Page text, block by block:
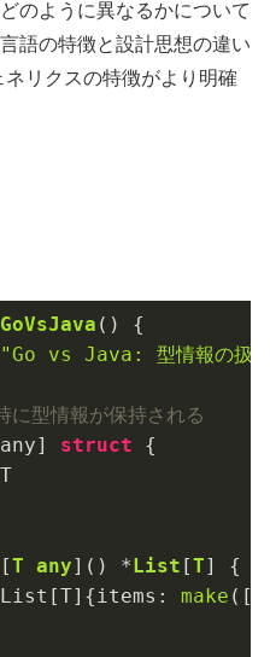
のように異なるかについて
語の特徴と設計思想の違い
リクスの特徴がより明確
()
{
"Go vs Java: 型情報の扱
型情報が保持される
struct {
[T any] () *List [T]
{
make